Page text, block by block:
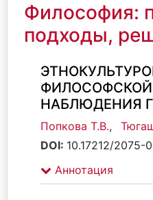
Философия:
подходы,
НАБЛЮДЕНИЯ
Попкова Т.В.,
DOI: 10.17212/2075-
Аннотация